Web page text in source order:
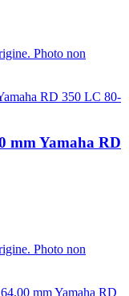
Photo non
mm Yamaha RD
Photo non